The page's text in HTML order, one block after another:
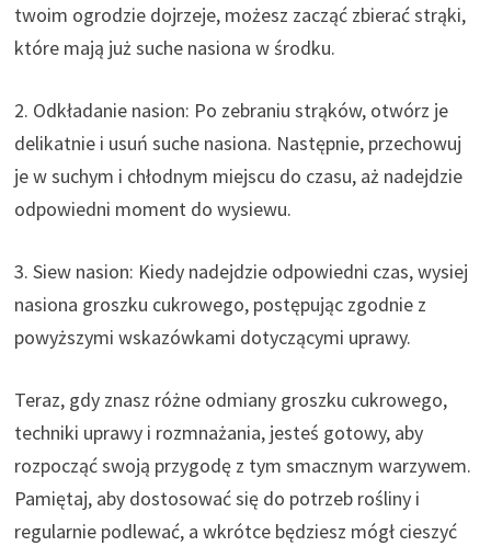
twoim ogrodzie dojrzeje, możesz zacząć zbierać strąki,
które mają już suche nasiona w środku.
2. Odkładanie nasion: Po zebraniu strąków, otwórz je
delikatnie i usuń suche nasiona. Następnie, przechowuj
je w suchym i chłodnym miejscu do czasu, aż nadejdzie
odpowiedni moment do wysiewu.
3. Siew nasion: Kiedy nadejdzie odpowiedni czas, wysiej
nasiona groszku cukrowego, postępując zgodnie z
powyższymi wskazówkami dotyczącymi uprawy.
Teraz, gdy znasz różne odmiany groszku cukrowego,
techniki uprawy i rozmnażania, jesteś gotowy, aby
rozpocząć swoją przygodę z tym smacznym warzywem.
Pamiętaj, aby dostosować się do potrzeb rośliny i
regularnie podlewać, a wkrótce będziesz mógł cieszyć